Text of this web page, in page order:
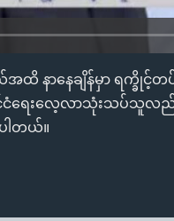
နာနေချိန်မှာ ရက္ခိုင့်တ
င်ငံရေးလေ့လာသုံးသပ်သူလည်
ါတယ်။